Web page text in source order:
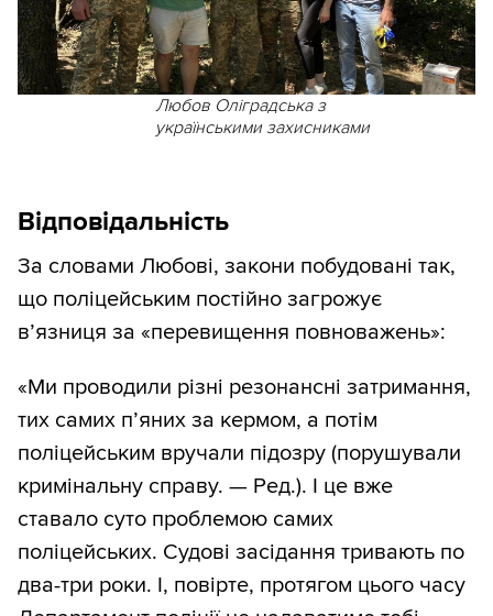
Любов Оліградська з
українськими захисниками
Відповідальність
За словами Любові, закони побудовані так,
що поліцейським постійно загрожує
в’язниця за «перевищення повноважень»:
«Ми проводили різні резонансні затримання,
тих самих п’яних за кермом, а потім
поліцейським вручали підозру (порушували
кримінальну справу. — Ред.). І це вже
ставало суто проблемою самих
поліцейських. Судові засідання тривають по
два-три роки. І, повірте, протягом цього часу